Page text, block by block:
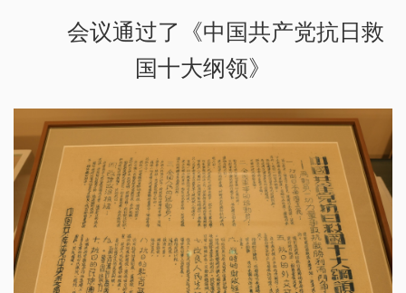
会议通过了《中国共产党抗日救
国十大纲领》